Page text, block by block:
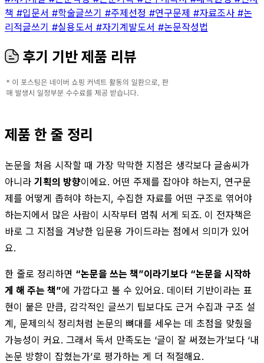
책 #입문서 #학술글쓰기 #주제선정 #연구문제 #자료조사 #논
리적글쓰기 #실용도서 #자기계발도서 #논문작성법
후기 기반 제품 리뷰
제품 한 줄 정리
논문을 처음 시작할 때 가장 막막한 지점은 생각보다 글솜씨가
아니라 기획의 방향이에요. 어떤 주제를 잡아야 하는지, 연구문
제를 어떻게 좁혀야 하는지, 수집한 자료를 어떤 구조로 엮어야
하는지에서 많은 사람이 시작부터 멈춰 서게 되죠. 이 전자책은
바로 그 지점을 겨냥한 입문용 가이드라는 점에서 의미가 있어
요.
한 줄로 정리하면 “논문을 쓰는 책”이라기보다 “논문을 시작하
게 해 주는 책”에 가깝다고 볼 수 있어요. 데이터 기반이라는 표
현이 붙은 만큼, 감각적인 글쓰기 팁보다도 근거 수집과 구조 설
계, 문제의식 정리처럼 논문의 뼈대를 세우는 데 초점을 맞췄을
가능성이 커요. 그래서 독서 만족도는 ‘글이 잘 써졌는가’보다 ‘내
논문 방향이 잡혔는가’로 평가하는 게 더 적절해요.